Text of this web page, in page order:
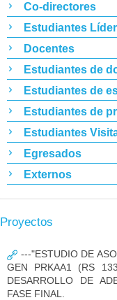
Co-directores
Estudiantes
Docentes
Estudiantes de
Estudiantes de
Estudiantes de
Estudiantes
Egresados
Externos
Proyectos
---"ESTUDIO DE
GEN PRKAA1 (RS
DESARROLLO DE
FASE FINAL.